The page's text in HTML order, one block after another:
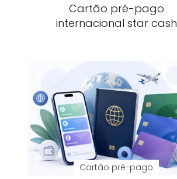
Cartão pré-pago
internacional star cash
Cartão pré-pago